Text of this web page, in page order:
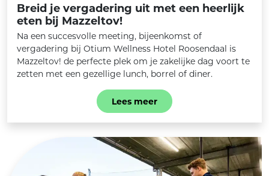
Breid je vergadering uit met een heerlijk
eten bij Mazzeltov!
Na een succesvolle meeting, bijeenkomst of
vergadering bij Otium Wellness Hotel Roosendaal is
Mazzeltov! de perfecte plek om je zakelijke dag voort te
zetten met een gezellige lunch, borrel of diner.
Lees meer